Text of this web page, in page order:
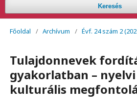
Keresés
Főoldal / Archívum / Évf. 24 szám 2
Tulajdonnevek
gyakorlatban – nyelvi
kulturális